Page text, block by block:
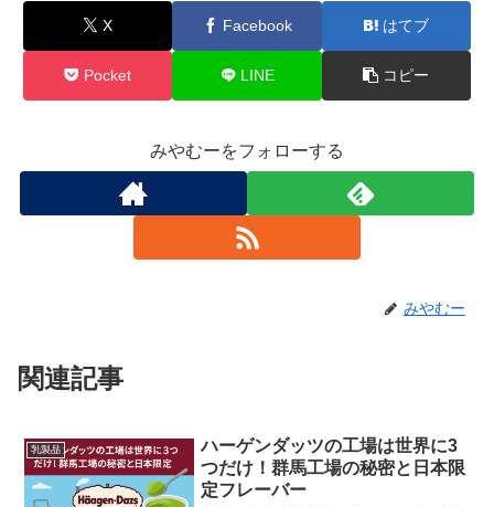
X Facebook はてブ
Pocket LINE コピー
みやむーをフォローする
みやむー
関連記事
乳製品
ハーゲンダッツの工場は世界に3
つだけ！群馬工場の秘密と日本限
定フレーバー